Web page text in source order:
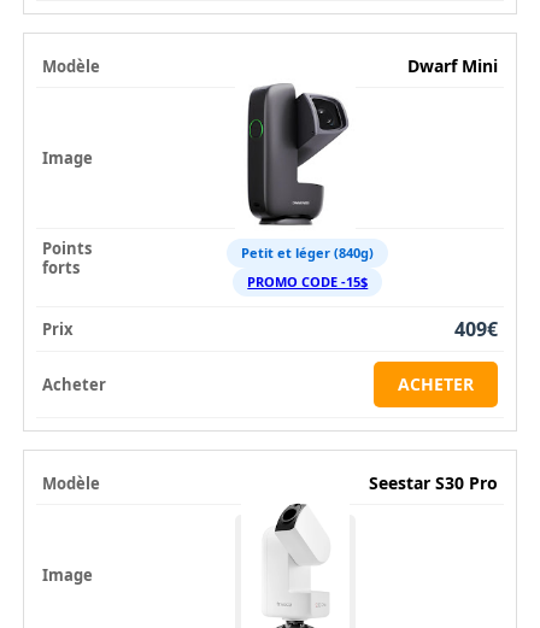
Dwarf Mini
Petit et léger (840g)
PROMO CODE -15$
409€
ACHETER
Seestar S30 Pro